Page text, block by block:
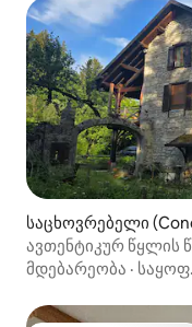
საცხოვრებელი
ავთენტიკურ წყლის
მდებარეობა ·